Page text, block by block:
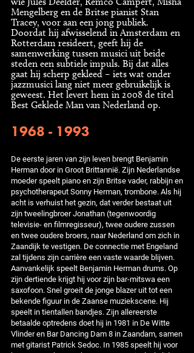
Mengelberg en de Britse pianist Stan
Tracey, voor aan een jong publiek.
Doordat hij afwisselend in Amsterdam en
Rotterdam resideert, geeft hij de
samenwerking tussen musici uit beide
steden een subtiele impuls. Bij dat alles
gaat hij scherp gekleed – iets wat onder
jazzmusici lang niet meer gebruikelijk is
geweest. Het levert hem in 2008 de titel
Best Geklede Man van Nederland op.
1968 - 1993
De eerste jaren van zijn leven brengt Benjamin
Herman door in Groot Brittannië. Zijn Nederlandse
moeder speelt piano en zijn Britse vader, rabbijn en
psychotherapeut Sonny Herman, trombone. Als hij
acht is verhuist het gezin, dat verder bestaat uit
zijn tweelingbroer Jonathan (tegenwoordig
televisie- en filmregisseur), twee oudere zussen
en twee oudere broers, naar Nederland om zich in
Zaandijk te vestigen. De connectie met Engeland
zal tijdens zijn carrière een vaste waarde blijven.
Aanvankelijk speelt Benjamin Herman drums. Op
zijn dertiende krijgt hij voor zijn bar-mitswa een
saxofoon. Snel groeit de jonge blazer uit tot een
bekende figuur in de Zaanse muziekscene. Hij
speelt in tientallen bandjes. Zijn allereerste
betaalde optredens doet hij in 1981 in De Witte
Vlinder en Bar Dancing Dam 8 in Zaandam, samen
met gitarist Patrick Sedoc. In 1985 speelt hij voor